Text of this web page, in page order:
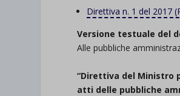
Direttiva n. 1 del 2017
Versione testuale del
Alle pubbliche
“Direttiva del Ministro
atti delle pubbliche